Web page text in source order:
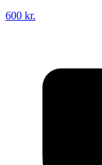
600 kr.